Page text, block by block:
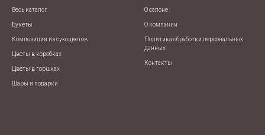
Весь каталог
Букеты
Композиции из сухоцветов
Цветы в коробках
Цветы в горшках
Шары и подарки
О салоне
О компании
Политика обработки персональных
данных
Контакты